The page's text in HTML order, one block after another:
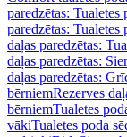
paredzētas: Tualetes
paredzētas: Tualetes
daļas paredzētas:
daļas paredzētas:
daļas paredzētas:
bērniemRezerves
bērniemTualetes
vākiTualetes poda